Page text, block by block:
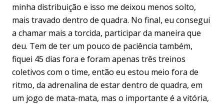
minha distribuição e isso me deixou menos solto,
mais travado dentro de quadra. No final, eu consegui
a chamar mais a torcida, participar da maneira que
deu. Tem de ter um pouco de paciência também,
fiquei 45 dias fora e foram apenas três treinos
coletivos com o time, então eu estou meio fora de
ritmo, da adrenalina de estar dentro de quadra, em
um jogo de mata-mata, mas o importante é a vitória,